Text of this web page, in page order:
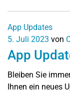
App Updates
5. Juli 2023 von
App
Bleiben Sie
Ihnen ein neues